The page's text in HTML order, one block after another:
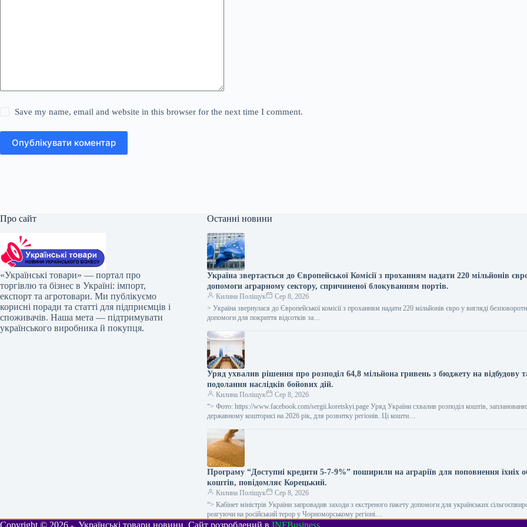
Save my name, email and website in this browser for the next time I comment.
Опублікувати коментар
Про сайт
«Українські товари» — портал про
торгівлю та бізнес в Україні: імпорт,
експорт та агротовари. Ми публікуємо
корисні поради та статті для підприємців і
споживачів. Наша мета — підтримувати
українського виробника й покупця.
Останні новини
Україна звертається до Європейської Комісії з проханням надати 220 мільйонів
допомоги аграрному сектору, спричиненої блокуванням портів.
Килина Поліщук
Сер 8, 2026
> Україна звернулася до Європейської комісії з проханням надати 220 мільйонів євро у вигляді
допомоги для покриття відсотків за…
Уряд ухвалив рішення про розподіл 64,8 мільйона гривень з бюджету на відбудову
подолання наслідків бойових дій.
Килина Поліщук
Сер 8, 2026
“> Фото: https://www.facebook.com/sergii.koretskyi.page Уряд України схвалив розподіл коштів,
державному кошторисі на 2026 рік, для розвитку регіонів. Ці кошти…
Програму “Доступні кредити 5-7-9%” поширили на аграріїв для поповнення їхніх
коштів, повідомляє Корецький.
Килина Поліщук
Сер 8, 2026
“> Кабінет міністрів України запровадив заходи з екстреного пакету допомоги для українських
реагуючи на російський терор у Чорноморському регіоні…
Copyright © 2026 - Українські товари новини. Сайт розроблений в INFBusiness